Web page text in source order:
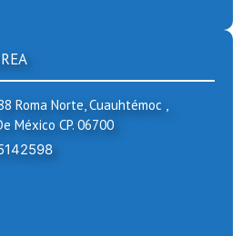
Roma Norte, Cuauhtémoc ,
México CP. 06700